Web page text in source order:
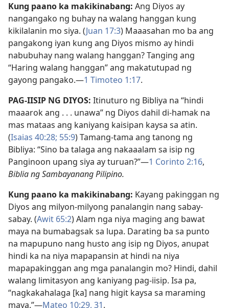
Kung paano ka makikinabang: Ang Diyos ay
nangangako ng buhay na walang hanggan kung
kikilalanin mo siya. (Juan 17:3) Maaasahan mo ba ang
pangakong iyan kung ang Diyos mismo ay hindi
nabubuhay nang walang hanggan? Tanging ang
“Haring walang hanggan” ang makatutupad ng
gayong pangako.—1 Timoteo 1:17.
PAG-IISIP NG DIYOS: Itinuturo ng Bibliya na “hindi
maaarok ang . . . unawa” ng Diyos dahil di-hamak na
mas mataas ang kaniyang kaisipan kaysa sa atin.
(Isaias 40:28; 55:9) Tamang-tama ang tanong ng
Bibliya: “Sino ba talaga ang nakaaalam sa isip ng
Panginoon upang siya ay turuan?”—1 Corinto 2:16,
Biblia ng Sambayanang Pilipino.
Kung paano ka makikinabang: Kayang pakinggan ng
Diyos ang milyon-milyong panalangin nang sabay-
sabay. (Awit 65:2) Alam nga niya maging ang bawat
maya na bumabagsak sa lupa. Darating ba sa punto
na mapupuno nang husto ang isip ng Diyos, anupat
hindi ka na niya mapapansin at hindi na niya
mapapakinggan ang mga panalangin mo? Hindi, dahil
walang limitasyon ang kaniyang pag-iisip. Isa pa,
“nagkakahalaga [ka] nang higit kaysa sa maraming
maya.”—Mateo 10:29, 31.